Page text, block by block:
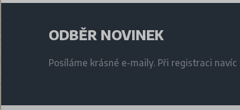
ODBĚR NOVINEK
Posíláme krásné e-maily. Při registraci